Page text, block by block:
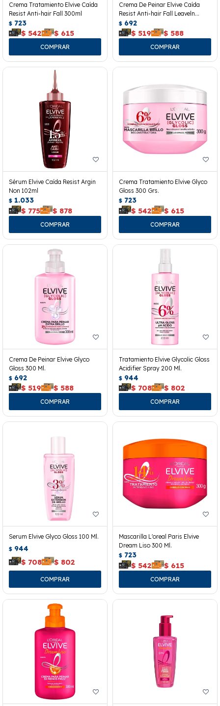
Crema Tratamiento Elvive Caída
Resist Anti-hair Fall 300ml
$ 723
$ 542 $ 615
Crema De Peinar Elvive Caída
Resist Anti-hair Fall Leaveln
300grs.
$ 692
$ 519 $ 588
Sérum Elvive Caída Resist Argin
Non 102ml
$ 1.033
$ 775 $ 878
Crema Tratamiento Elvive Glyco
Gloss 300 Grs.
$ 723
$ 542 $ 615
Crema De Peinar Elvive Glyco
Gloss 300 Ml.
$ 692
$ 519 $ 588
Tratamiento Elvive Glycolic Gloss
Acidifier Spray 200 Ml.
$ 944
$ 708 $ 802
Serum Elvive Glyco Gloss 100 Ml.
$ 944
$ 708 $ 802
Mascarilla L'oreal Paris Elvive
Dream Liso 300 Ml.
$ 723
$ 542 $ 615